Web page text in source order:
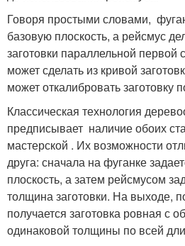
Говоря простыми словами,
базовую плоскость, а рейсмус
заготовки параллельной первой
может сделать из кривой
может откалибровать заготовку
Классическая технология
предписывает наличие обоих
мастерской . Их возможности
друга: сначала на фуганке
плоскость, а затем рейсмусом
толщина заготовки. На выходе,
получается заготовка ровная с
одинаковой толщины по всей